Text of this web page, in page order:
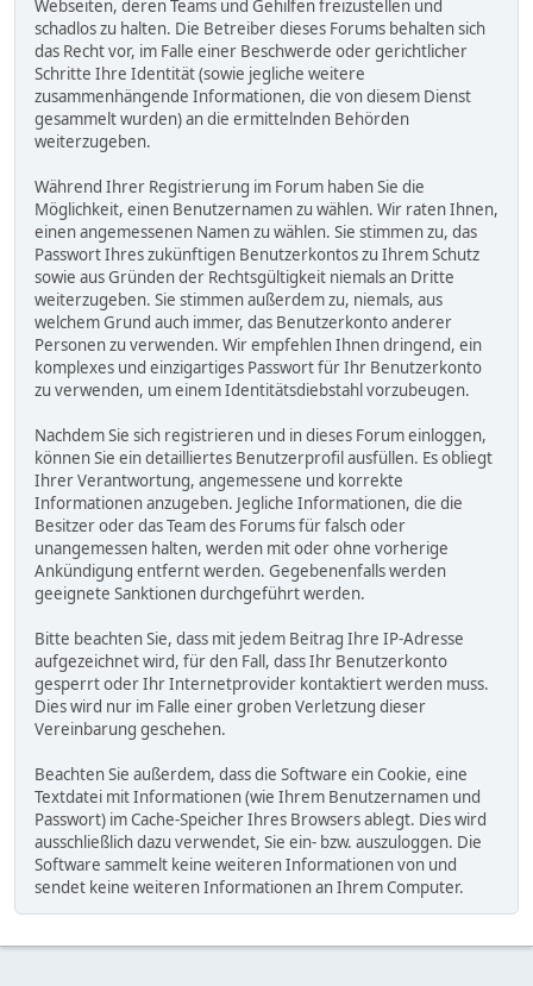
Webseiten, deren Teams und Gehilfen freizustellen und
schadlos zu halten. Die Betreiber dieses Forums behalten sich
das Recht vor, im Falle einer Beschwerde oder gerichtlicher
Schritte Ihre Identität (sowie jegliche weitere
zusammenhängende Informationen, die von diesem Dienst
gesammelt wurden) an die ermittelnden Behörden
weiterzugeben.
Während Ihrer Registrierung im Forum haben Sie die
Möglichkeit, einen Benutzernamen zu wählen. Wir raten Ihnen,
einen angemessenen Namen zu wählen. Sie stimmen zu, das
Passwort Ihres zukünftigen Benutzerkontos zu Ihrem Schutz
sowie aus Gründen der Rechtsgültigkeit niemals an Dritte
weiterzugeben. Sie stimmen außerdem zu, niemals, aus
welchem Grund auch immer, das Benutzerkonto anderer
Personen zu verwenden. Wir empfehlen Ihnen dringend, ein
komplexes und einzigartiges Passwort für Ihr Benutzerkonto
zu verwenden, um einem Identitätsdiebstahl vorzubeugen.
Nachdem Sie sich registrieren und in dieses Forum einloggen,
können Sie ein detailliertes Benutzerprofil ausfüllen. Es obliegt
Ihrer Verantwortung, angemessene und korrekte
Informationen anzugeben. Jegliche Informationen, die die
Besitzer oder das Team des Forums für falsch oder
unangemessen halten, werden mit oder ohne vorherige
Ankündigung entfernt werden. Gegebenenfalls werden
geeignete Sanktionen durchgeführt werden.
Bitte beachten Sie, dass mit jedem Beitrag Ihre IP-Adresse
aufgezeichnet wird, für den Fall, dass Ihr Benutzerkonto
gesperrt oder Ihr Internetprovider kontaktiert werden muss.
Dies wird nur im Falle einer groben Verletzung dieser
Vereinbarung geschehen.
Beachten Sie außerdem, dass die Software ein Cookie, eine
Textdatei mit Informationen (wie Ihrem Benutzernamen und
Passwort) im Cache-Speicher Ihres Browsers ablegt. Dies wird
ausschließlich dazu verwendet, Sie ein- bzw. auszuloggen. Die
Software sammelt keine weiteren Informationen von und
sendet keine weiteren Informationen an Ihrem Computer.